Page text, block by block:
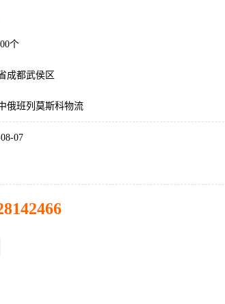
个
成都武侯区
俄班列莫斯科物流
07